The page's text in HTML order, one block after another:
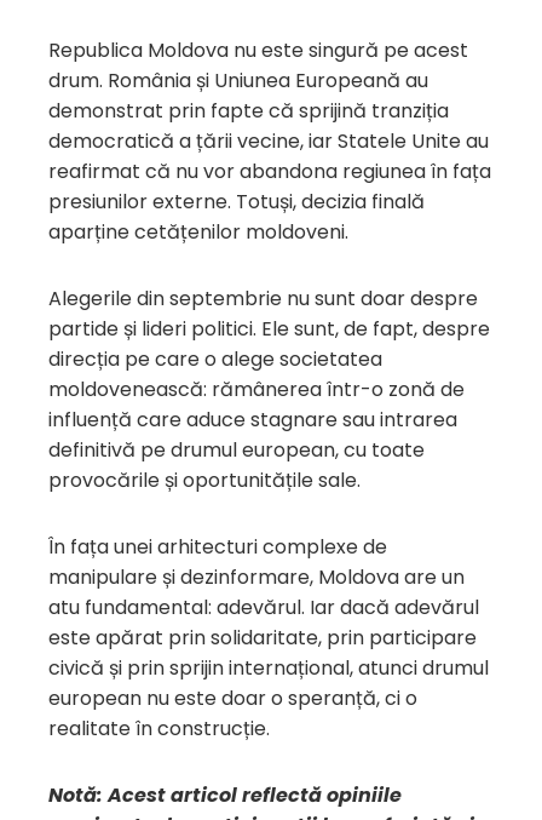
Republica Moldova nu este singură pe acest
drum. România și Uniunea Europeană au
demonstrat prin fapte că sprijină tranziția
democratică a țării vecine, iar Statele Unite au
reafirmat că nu vor abandona regiunea în fața
presiunilor externe. Totuși, decizia finală
aparține cetățenilor moldoveni.
Alegerile din septembrie nu sunt doar despre
partide și lideri politici. Ele sunt, de fapt, despre
direcția pe care o alege societatea
moldovenească: rămânerea într-o zonă de
influență care aduce stagnare sau intrarea
definitivă pe drumul european, cu toate
provocările și oportunitățile sale.
În fața unei arhitecturi complexe de
manipulare și dezinformare, Moldova are un
atu fundamental: adevărul. Iar dacă adevărul
este apărat prin solidaritate, prin participare
civică și prin sprijin internațional, atunci drumul
european nu este doar o speranță, ci o
realitate în construcție.
Notă: Acest articol reflectă opiniile